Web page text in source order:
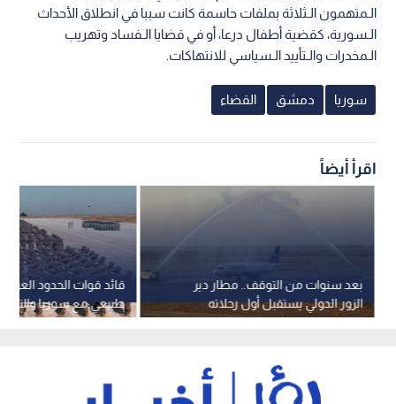
الـمتهمون الـثلاثة بملفات حاسمة كانت سببا في انطلاق الأحداث
الـسورية، كقضية أطفال درعا، أو في قضايا الـفساد وتهريب
الـمخدرات والـتأييد الـسياسي للانتهاكات.
سوريا دمشق القضاء
اقرأ أيضاً
قائد قوات الحدود
طبيعي مع سوريا
بعد سنوات من التوقف.. مطار دير
الزور الدولي يستقبل أول رحلاته
قادمة من دمشق